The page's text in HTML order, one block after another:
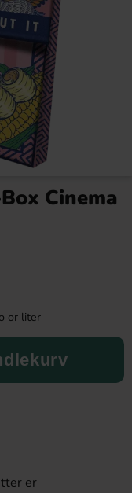
Cinema
or liter
er